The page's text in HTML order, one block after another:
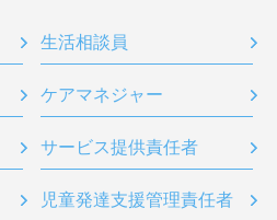
生活相談員
ケアマネジャー
サービス提供責任者
児童発達支援管理責任者